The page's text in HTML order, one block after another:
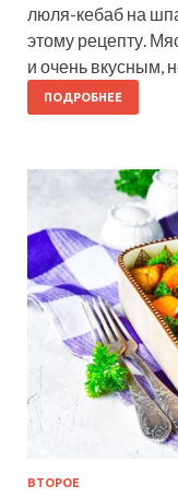
люля-кебаб на
этому рецепту.
и очень вкусным,
ПОДРОБНЕЕ
ВТОРОЕ